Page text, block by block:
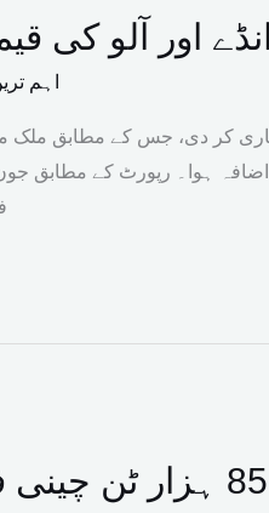
اور آلو کی
اہم
ماہانہ مہنگائی رپورٹ جاری کر دی، جس
شوگر ملز کا حکومت سے 5